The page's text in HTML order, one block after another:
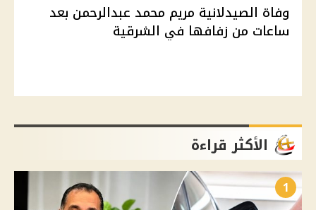
وفاة الصيدلانية مريم محمد عبدالرحمن بعد
ساعات من زفافها في الشرقية
الأكثر قراءة
1